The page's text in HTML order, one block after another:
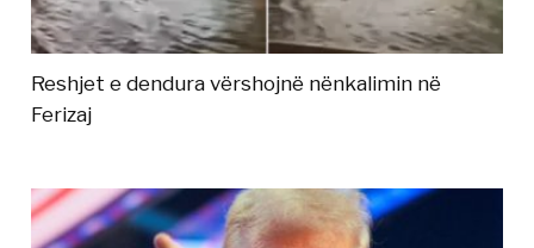
Reshjet e dendura vërshojnë nënkalimin në
Ferizaj